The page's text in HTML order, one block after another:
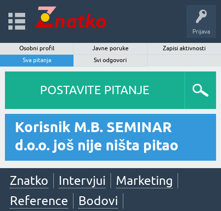
Prijava
Osobni profil Javne poruke
Zapisi aktivnosti
Sva pitanja
Svi odgovori
POSTAVITE PITANJE
Korisnik M.B. SEMINAR
d.o.o. još nije ništa pitao
Znatko Intervjui
Marketing
Reference
Bodovi